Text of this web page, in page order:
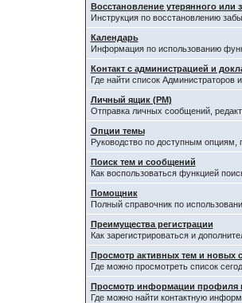
Восстановление утерянного или
Инструкция по восстановлению
Календарь
Информация по использованию
Контакт с администрацией и
Где найти список Администраторов
Личный ящик (PM)
Отправка личных сообщений,
Опции темы
Руководство по доступным опциям,
Поиск тем и сообщений
Как воспользоваться функцией
Помощник
Полный справочник по
Преимущества регистрации
Как зарегистрироваться и
Просмотр активных тем и новых
Где можно просмотреть список
Просмотр информации профиля
Где можно найти контактную